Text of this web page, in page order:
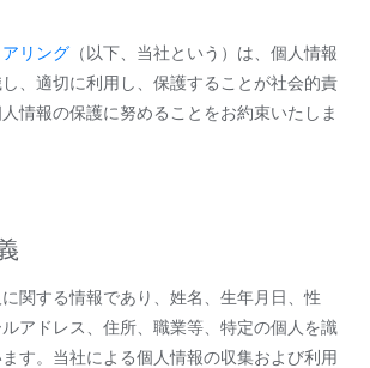
リング （以下、当社という）は、個人情報
、適切に利用し、保護することが社会的責
情報の保護に努めることをお約束いたしま
関する情報であり、姓名、生年月日、性
アドレス、住所、職業等、特定の個人を識
す。当社による個人情報の収集および利用